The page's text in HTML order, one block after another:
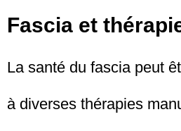
Fascia et
La santé du fascia peut
à diverses thérapies